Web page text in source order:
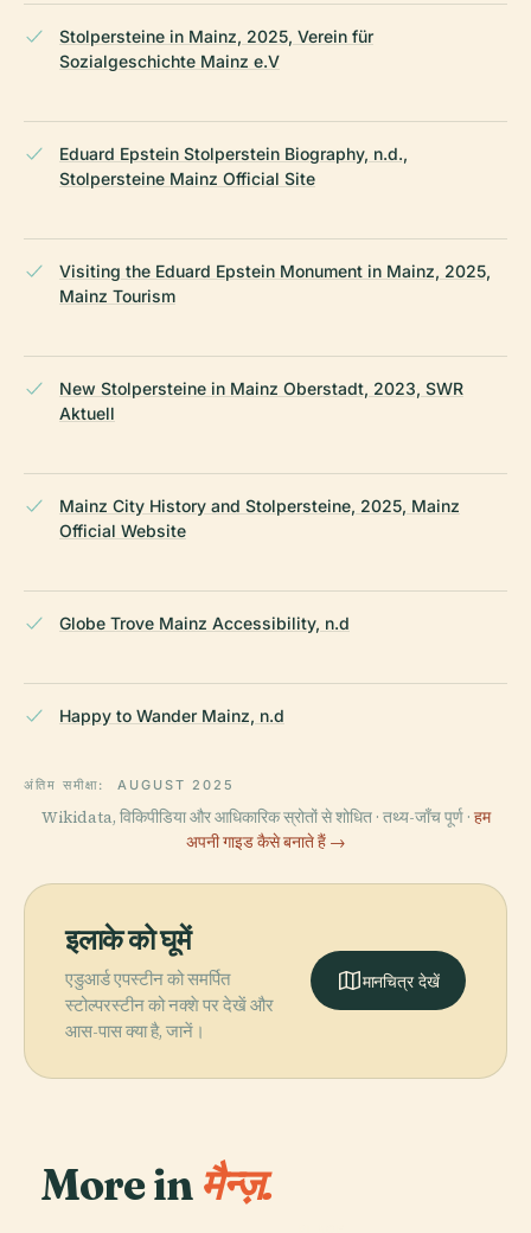
Stolpersteine in Mainz, 2025, Verein für
Sozialgeschichte Mainz e.V
Eduard Epstein Stolperstein Biography, n.d.,
Stolpersteine Mainz Official Site
Visiting the Eduard Epstein Monument in Mainz, 2025,
Mainz Tourism
New Stolpersteine in Mainz Oberstadt, 2023, SWR
Aktuell
Mainz City History and Stolpersteine, 2025, Mainz
Official Website
Globe Trove Mainz Accessibility, n.d
Happy to Wander Mainz, n.d
अंतिम समीक्षा: AUGUST 2025
Wikidata, विकिपीडिया और आधिकारिक स्रोतों से शोधित · तथ्य-जाँच पूर्ण · हम
अपनी गाइड कैसे बनाते हैं →
इलाके को घूमें
एडुआर्ड एपस्टीन को समर्पित
स्टोल्परस्टीन को नक्शे पर देखें और
आस-पास क्या है, जानें।
मानचित्र देखें
More in मैन्ज़.